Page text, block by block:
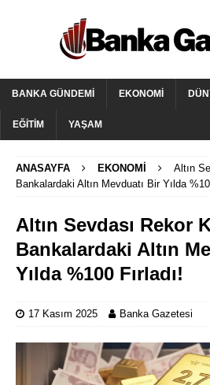
BANKA GÜNDEMI EKONOMI
EĞITIM YAŞAM
ANASAYFA EKONOMI
Altın
Bankalardaki Altın Mevduatı Bir Yılda
Altın Sevdası Rekor
Bankalardaki Altın
Yılda %100 Fırladı!
17 Kasım 2025 Banka Gazetesi